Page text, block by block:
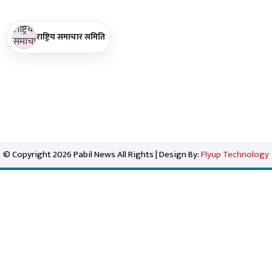
राष्ट्रिय समाचार समिति
© Copyright 2026 Pabil News All Rights | Design By:Flyup Technology